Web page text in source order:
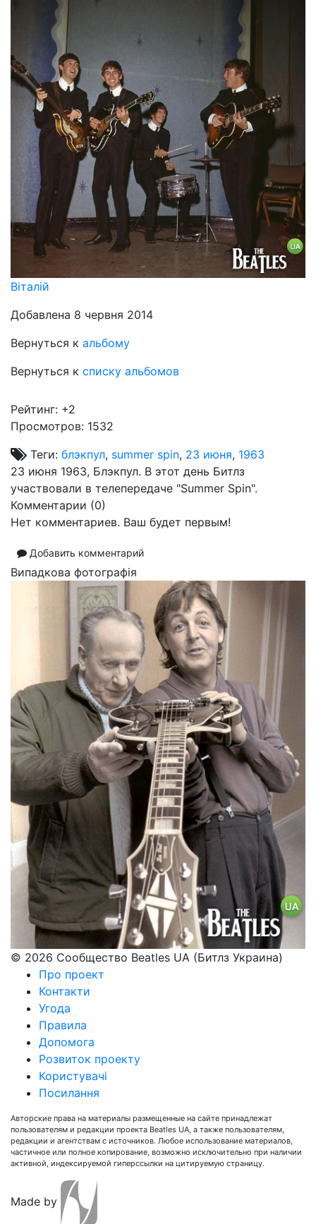
Віталій
Добавлена 8 червня 2014
Вернуться к альбому
Вернуться к списку альбомов
Рейтинг: +2
Просмотров: 1532
Теги: блэкпул, summer spin, 23 июня, 1963
23 июня 1963, Блэкпул. В этот день Битлз
участвовали в телепередаче "Summer Spin".
Комментарии (0)
Нет комментариев. Ваш будет первым!
Добавить комментарий
Випадкова фотографія
© 2026 Сообщество Beatles UA (Битлз Украина)
Про проект
Контакти
Угода
Правила
Допомога
Розвиток проекту
Користувачі
Посилання
Авторские права на материалы размещенные на сайте принадлежат
пользователям и редакции проекта Beatles UA, а также пользователям,
редакции и агентствам с источников. Любое использование материалов,
частичное или полное копирование, возможно исключительно при наличии
активной, индексируемой гиперссылки на цитируемую страницу.
Made by